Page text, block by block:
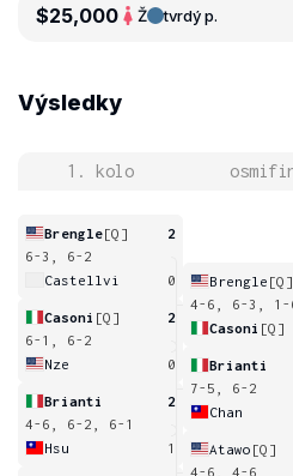
$25,000 Ž tvrdý p.
Výsledky
1. kolo
Brengle[Q]
2
6-3, 6-2
Castellvi
0
Casoni [Q]
2
6-1, 6-2
Nze
0
Brianti
2
4-6, 6-2, 6-1
Hsu
1
Brengle [Q]
4-6, 6-3, 1-
Casoni [Q]
Brianti
7-5, 6-2
Chan
Atawo [Q]
4-6, 4-6